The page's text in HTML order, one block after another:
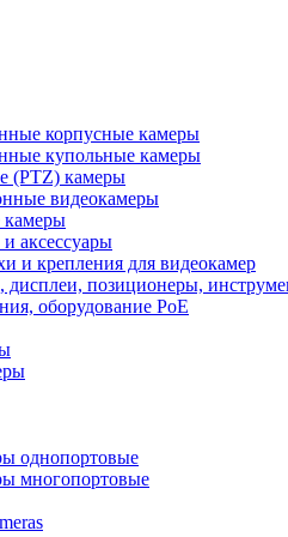
корпусные камеры
купольные камеры
(PTZ) камеры
видеокамеры
аксессуары
и крепления для видеокамер
дисплеи, позиционеры,
оборудование PoE
однопортовые
многопортовые